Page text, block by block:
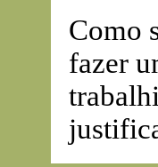
Como
fazer